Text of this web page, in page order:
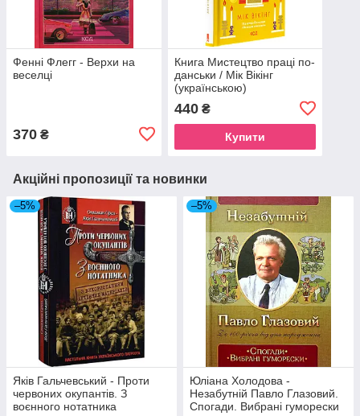
Фенні Флегг - Верхи на
веселці
370 ₴
Книга Мистецтво праці по-
данськи / Мік Вікінг
(українською)
440₴
Купити
Акційні пропозиції та новинки
–5%
Яків Гальчевський - Проти
червоних окупантів. З
воєнного нотатника
–5%
Юліана Холодова -
Незабутній Павло Глазовий.
Спогади. Вибрані гуморески